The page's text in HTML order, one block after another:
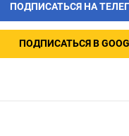
ПОДПИСАТЬСЯ НА
ПОДПИСАТЬСЯ В